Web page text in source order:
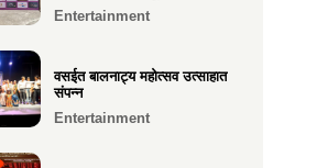
१२ वी CET परीक्षेत सुप्रिया पराग
Entertainment
वसईत बालनाट्य महोत्सव उत्साहात
संपन्न
Entertainment